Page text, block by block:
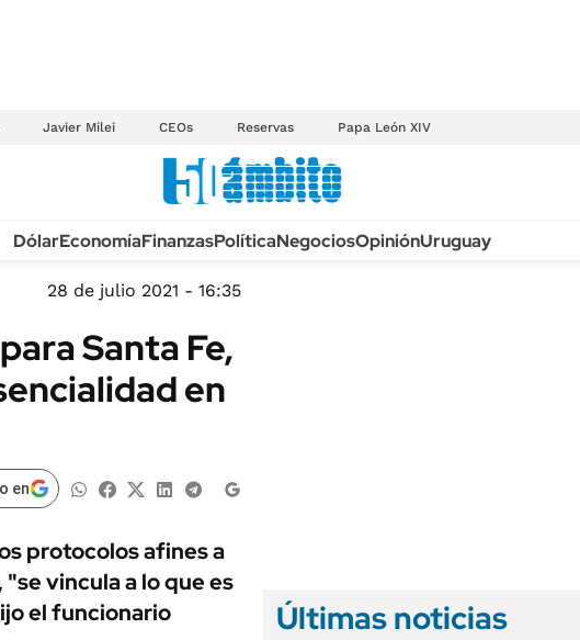
Javier Milei CEOs Reservas Papa León XIV
TECNOLOGÍA
MÉXICO
MUNDO
INFORMACIÓN GENERAL
AUTOS
DólarEconomíaFinanzasPolíticaNegociosOpiniónUruguay
28 de julio 2021 - 16:35
Santa Fe,
en
en
protocolos afines a
vincula a lo que es
el funcionario
Últimas noticias